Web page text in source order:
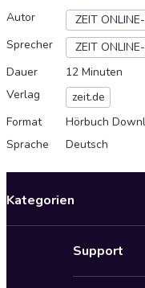
Autor
ZEIT
Sprecher
ZEIT
Dauer
12 Minuten
Verlag
zeit.de
Format
Hörbuch
Sprache
Deutsch
Kategorien
Support